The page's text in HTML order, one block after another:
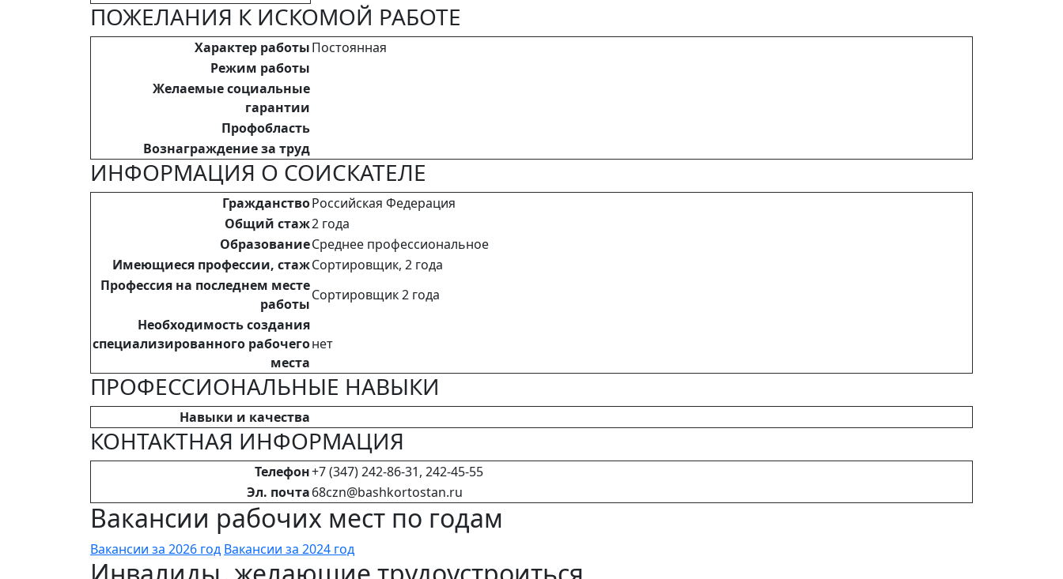
ПОЖЕЛАНИЯ К ИСКОМОЙ РАБОТЕ
Характер работыПостоянная
Режим работы
Желаемые социальные
гарантии
Профобласть
Вознаграждение за труд
ИНФОРМАЦИЯ О СОИСКАТЕЛЕ
ГражданствоРоссийская Федерация
Общий стаж2 года
ОбразованиеСреднее профессиональное
Имеющиеся профессии, стажСортировщик, 2 года
Профессия на последнем месте
работы
Сортировщик 2 года
Необходимость создания
специализированного рабочего
места
нет
ПРОФЕССИОНАЛЬНЫЕ НАВЫКИ
Навыки и качества
КОНТАКТНАЯ ИНФОРМАЦИЯ
Телефон+7 (347) 242-86-31, 242-45-55
Эл. почта68czn@bashkortostan.ru
Вакансии рабочих мест по годам
Вакансии за 2026 год Вакансии за 2024 год